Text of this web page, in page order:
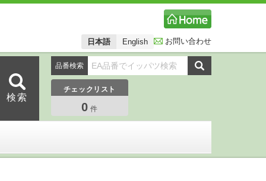
日本語 English お問い合わせ
品番検索
チェックリスト
0 件